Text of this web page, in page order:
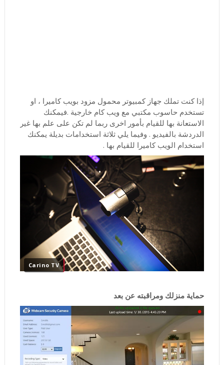
إذا كنت تملك جهاز كمبيوتر محمول مزود بويب كاميرا ، او
تستخدم حاسوب مكتبي مع ويب كام خارجية .فيمكنك
الاستعانة بها للقيام بأمور اخرى ربما لم تكن على علم بها غير
الدردشة بالفيديو . وفيما يلي ثلاثة استخدامات بديلة يمكنك
استخدام الويب كاميرا للقيام بها .
Carino TV
حماية منزلك ومراقبته عن بعد